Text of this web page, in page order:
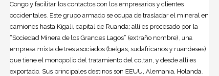
Congo y facilitar los contactos con los empresarios y clientes
occidentales. Este grupo armado se ocupa de trasladar el mineral en
camiones hasta Kigali, capital de Ruanda; allí es procesado por la
“Sociedad Minera de los Grandes Lagos” (extraño nombre), una
empresa mixta de tres asociados (belgas, sudafricanos y ruandeses)
que tiene el monopolio del tratamiento del coltan, y desde allí es
exportado. Sus principales destinos son EEUU, Alemania, Holanda,